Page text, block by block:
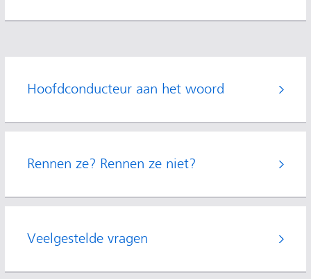
Hoofdconducteur aan het woord
Rennen ze? Rennen ze niet?
Veelgestelde vragen